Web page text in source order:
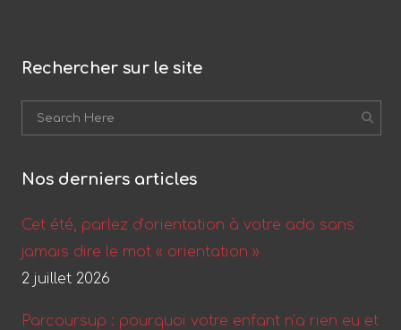
Rechercher sur le site
Nos derniers articles
Cet été, parlez d’orientation à votre ado sans
jamais dire le mot « orientation »
2 juillet 2026
Parcoursup : pourquoi votre enfant n’a rien eu et